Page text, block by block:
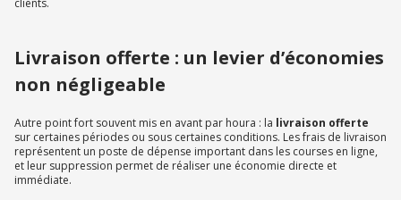
clients.
Livraison offerte : un levier d’économies
non négligeable
Autre point fort souvent mis en avant par houra : la livraison offerte
sur certaines périodes ou sous certaines conditions. Les frais de livraison
représentent un poste de dépense important dans les courses en ligne,
et leur suppression permet de réaliser une économie directe et
immédiate.